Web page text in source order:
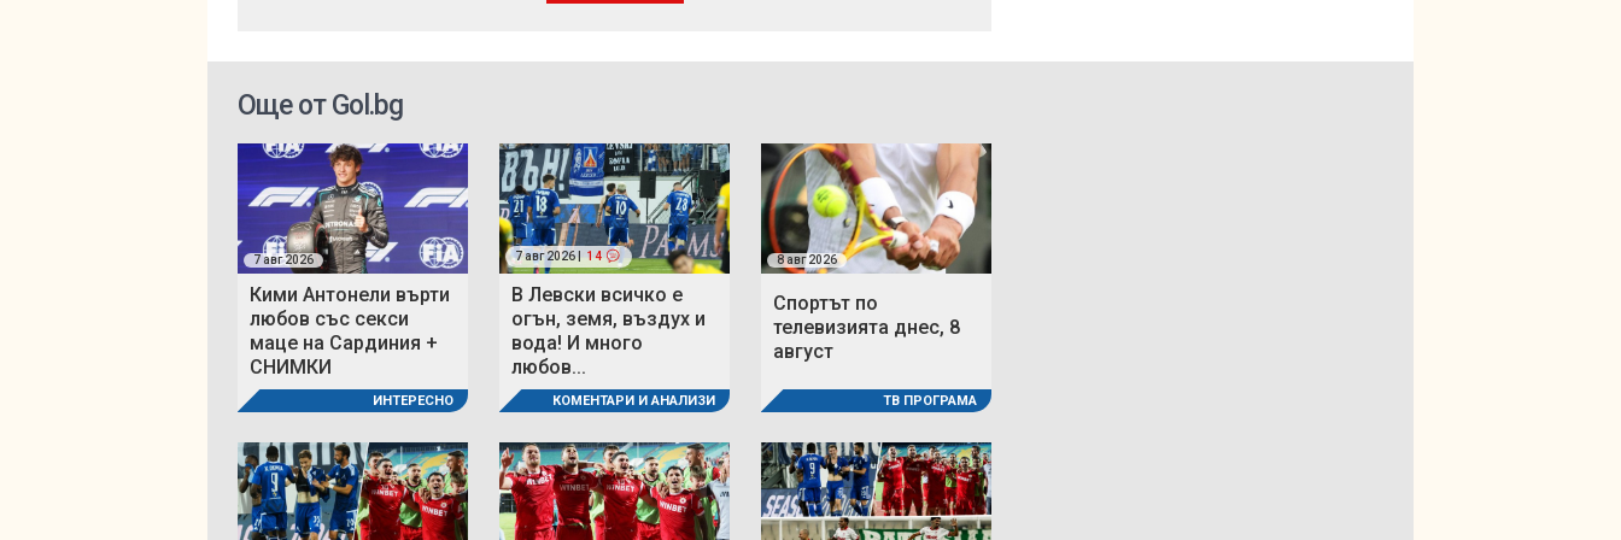
Още от Gol.bg
7 авг 2026
Кими Антонели върти
любов със секси
маце на Сардиния +
СНИМКИ
ИНТЕРЕСНО
7 авг 2026 | 14
В Левски всичко е
огън, земя, въздух и
вода! И много
любов...
КОМЕНТАРИ И АНАЛИЗИ
8 авг 2026
Спортът по
телевизията днес, 8
август
ТВ ПРОГРАМА